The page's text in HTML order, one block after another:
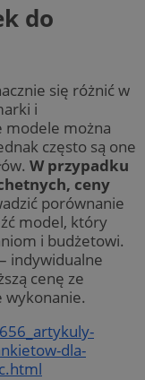
do
się różnić w
i
modele można
często są one
W przypadku
ceny
porównanie
model, który
i budżetowi.
indywidualne
cenę ze
wykonanie.
dla-